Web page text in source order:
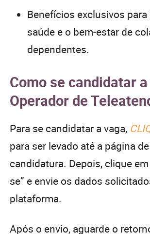
Benefícios exclusivos para
saúde e o bem-estar de
dependentes.
Como se candidatar
Operador de
Para se candidatar a vaga,
para ser levado até a página de
candidatura. Depois, clique
se” e envie os dados
plataforma.
Após o envio, aguarde o